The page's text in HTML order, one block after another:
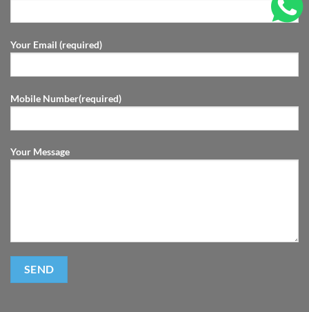
Your Email (required)
Mobile Number(required)
Your Message